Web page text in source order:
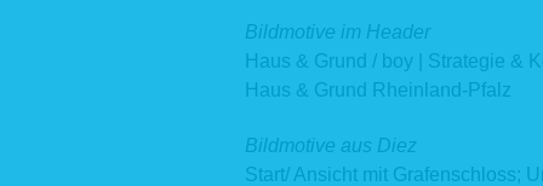
Bildmotive im Header
Haus & Grund / boy | Strategie &
Haus & Grund Rheinland-Pfalz
Bildmotive aus Diez
Start/ Ansicht mit Grafenschloss;
1.2
Der